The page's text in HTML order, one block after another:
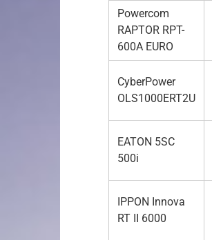
Powercom
RAPTOR RPT-
600A EURO
CyberPower
OLS1000ERT2U
EATON 5SC
500i
IPPON Innova
RT II 6000